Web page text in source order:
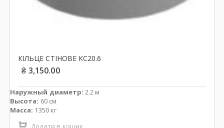
КІЛЬЦЕ СТІНОВЕ КС20.6
₴ 3,150.00
Наружный диаметр: 2.2 м
Высота: 60 см
Масса: 1350 кг